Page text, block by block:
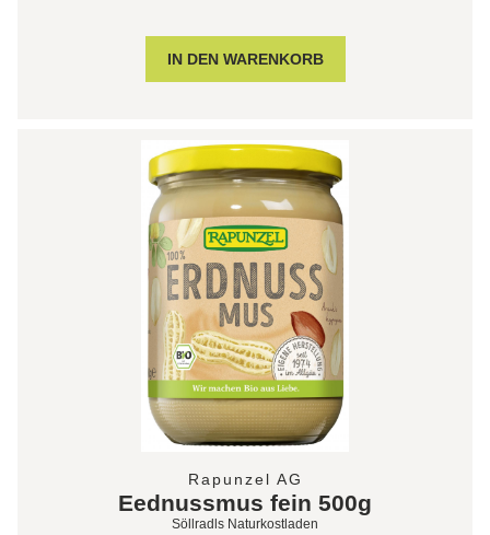
Rapunzel AG
Eednussmus fein 500g
Söllradls Naturkostladen